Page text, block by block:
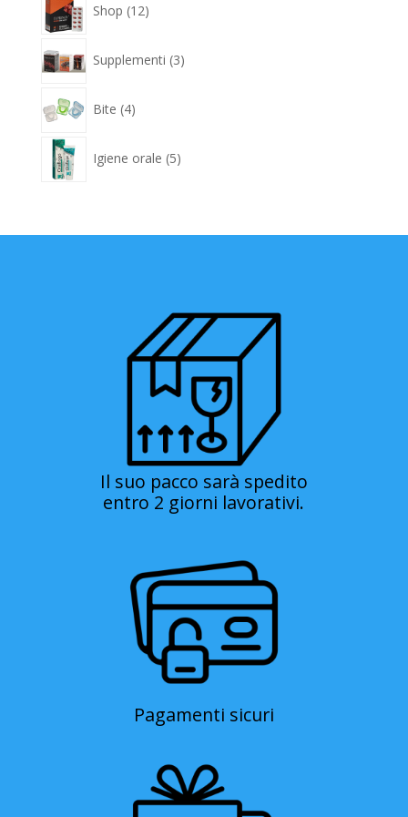
Shop 12
prodotti
Supplementi 3
prodotti
Bite 4
prodotti
Igiene orale 5
prodotti
Il suo pacco sarà spedito
entro 2 giorni lavorativi.
Pagamenti sicuri